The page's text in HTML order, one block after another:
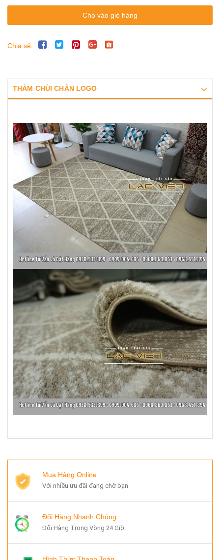
Cho vào giỏ hàng
Chia sẻ:
THẢM CHÙI CHÂN LOGO
Mua Hàng Online
Với nhiều ưu đãi đang chờ bạn
Đổi Hàng Nhanh Chóng
Đổi Hàng Trong Vòng 24 Giờ